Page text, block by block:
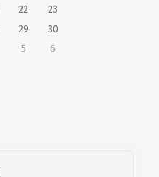
22
23
29
30
5 6